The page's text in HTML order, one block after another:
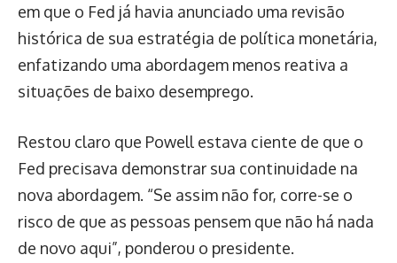
em que o Fed já havia anunciado uma revisão
histórica de sua estratégia de política monetária,
enfatizando uma abordagem menos reativa a
situações de baixo desemprego.
Restou claro que Powell estava ciente de que o
Fed precisava demonstrar sua continuidade na
nova abordagem. “Se assim não for, corre-se o
risco de que as pessoas pensem que não há nada
de novo aqui”, ponderou o presidente.